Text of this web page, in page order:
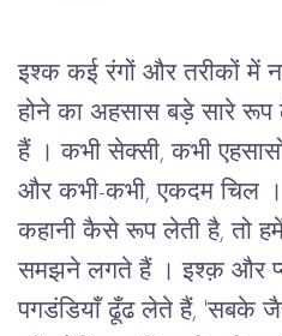
इश्क कई रंगों और तरीकों में
होने का अहसास बड़े सारे
हैं । कभी सेक्सी, कभी
और कभी-कभी, एकदम चिल
कहानी कैसे रूप लेती है, तो
समझने लगते हैं । इश्क़ और
पगडंडियाँ ढूँढ लेते हैं, 'सबके